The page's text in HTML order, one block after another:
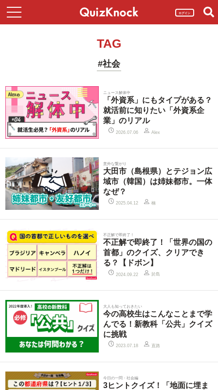
ログイン
TAG
#社会
ニュース解体中
「外資系」にもタイプがある？
就活前に知りたい「外資系企
業」のリアル
2026.07.06 Alex
意外な繋がり
大田市（島根県）とテジョン広
域市（韓国）は姉妹都市。一体
なぜ？
2025.04.12 楠
不正解で即終了！
不正解で即終了！「世界の国の
首都」のクイズ、クリアでき
る？【ドボン】
2024.09.22 於島
大人も知っておきたい
今の高校生はこんなことまで学
んでる！新教科「公共」クイズ
に挑戦
2023.07.18 直路
今日の一問・社会編
3ヒントクイズ！「地面に埋ま